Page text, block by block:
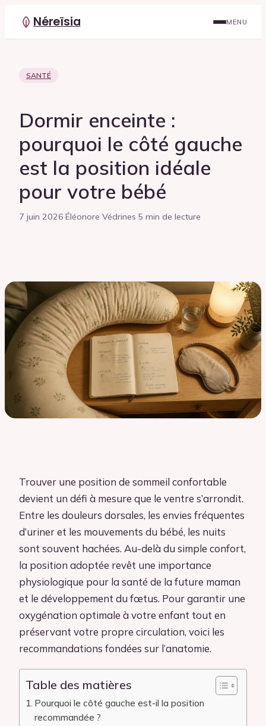
Néreïsia MENU
SANTÉ
Dormir enceinte :
pourquoi le côté gauche
est la position idéale
pour votre bébé
7 juin 2026·Éléonore Védrines·5 min de lecture
Trouver une position de sommeil confortable
devient un défi à mesure que le ventre s’arrondit.
Entre les douleurs dorsales, les envies fréquentes
d’uriner et les mouvements du bébé, les nuits
sont souvent hachées. Au-delà du simple confort,
la position adoptée revêt une importance
physiologique pour la santé de la future maman
et le développement du fœtus. Pour garantir une
oxygénation optimale à votre enfant tout en
préservant votre propre circulation, voici les
recommandations fondées sur l’anatomie.
Table des matières
Pourquoi le côté gauche est-il la position
recommandée ?